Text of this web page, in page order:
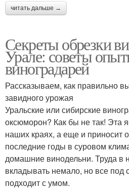
читать дальше →
Секреты обрезки
Урале: советы
виноградарей
Рассказываем, как правильно
завидного урожая
Уральские или сибирские
оксюморон? Как бы не так! Эта
наших краях, а еще и приносит
последние годы в суровом
домашние винодельни. Труда в
вкладывать немало, но все под
подходит с умом.